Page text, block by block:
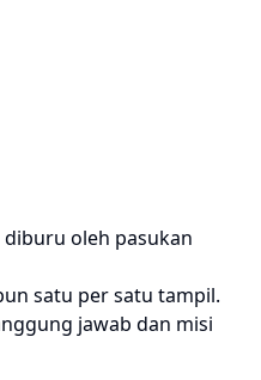
oleh pasukan
satu per satu tampil.
jawab dan misi